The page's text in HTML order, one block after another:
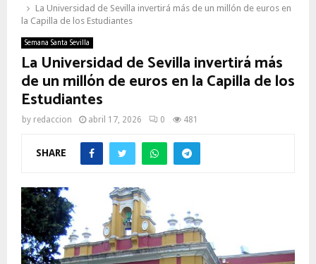
La Universidad de Sevilla invertirá más de un millón de euros en
la Capilla de los Estudiantes
Semana Santa Sevilla
La Universidad de Sevilla invertirá más
de un millón de euros en la Capilla de los
Estudiantes
by redaccion abril 17, 2026 0 481
SHARE